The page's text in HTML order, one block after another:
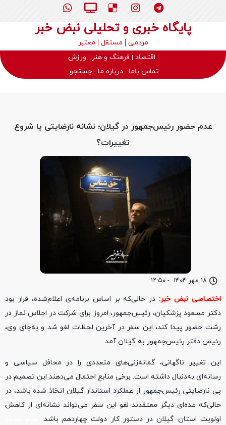
پایگاه خبری و تحلیلی نبض خبر
مردمی مستقل
معتبر
اقتصاد
فرهنگ و هنر
ورزش
تماس باما درباره ما جستجو
۱۸ مهر ۱۴۰۴ - ۱۲:۵۰
عدم حضور رئیس‌جمهور در گیلان؛ نشانه نارضایتی یا شروع
تغییرات؟
اختصاصی نبض خبر:در حالی‌که بر اساس برنامه‌ی اعلام‌شده، قرار بود
دکتر مسعود پزشکیان، رئیس‌جمهور، امروز برای شرکت در اجلاس نماز در
رشت حضور پیدا کند، این سفر در آخرین لحظات لغو شد و به‌جای وی،
رئیس دفتر رئیس‌جمهور به گیلان آمد.
این تغییر ناگهانی، گمانه‌زنی‌های متعددی را در محافل سیاسی و
رسانه‌ای به‌دنبال داشته است. برخی منابع احتمال می‌دهند این تصمیم در
پی نارضایتی رئیس‌جمهور از عملکرد استاندار گیلان اتخاذ شده باشد، در
حالی‌که عده‌ای دیگر معتقدند لغو این سفر می‌تواند نشانه‌ای از کاهش
اولویت استان گیلان در دستور کار دولت چهاردهم باشد.